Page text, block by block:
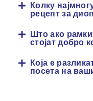
Колку
рецепт за
Што ако
стојат добро
Која е
посета на